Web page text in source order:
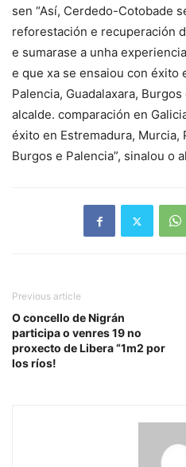
sen “Así, Cerdedo-Cotobade
reforestación e recuperación
e sumarase a unha
e que xa se ensaiou con éxito
Palencia, Guadalaxara,
alcalde. comparación en
éxito en Estremadura, Murcia,
Burgos e Palencia”, sinalou o
Previous article
O concello de Nigrán
participa o venres 19 no
proxecto de Libera “1m2 por
los ríos!